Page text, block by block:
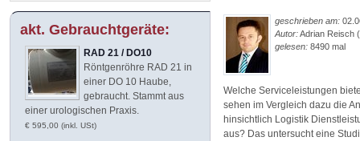
geschrieben am:
Autor:Adrian Reisch (
gelesen: 8490 mal
Welche Serviceleistungen
sehen im Vergleich dazu die
hinsichtlich Logistik
aus? Das untersucht eine
akt. Gebrauchtgeräte:
RAD 21 / DO10
Röntgenröhre RAD 21 in
einer DO 10 Haube,
gebraucht. Stammt aus
einer urologischen Praxis.
€ 595,00 (inkl. USt)